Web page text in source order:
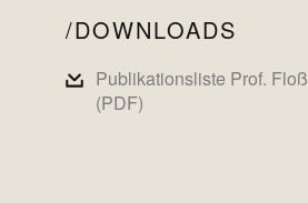
DOWNLOADS
Publikationsliste Prof. Floß
(PDF)